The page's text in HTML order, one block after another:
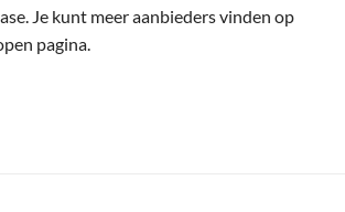
Je kunt meer aanbieders vinden op
pagina.